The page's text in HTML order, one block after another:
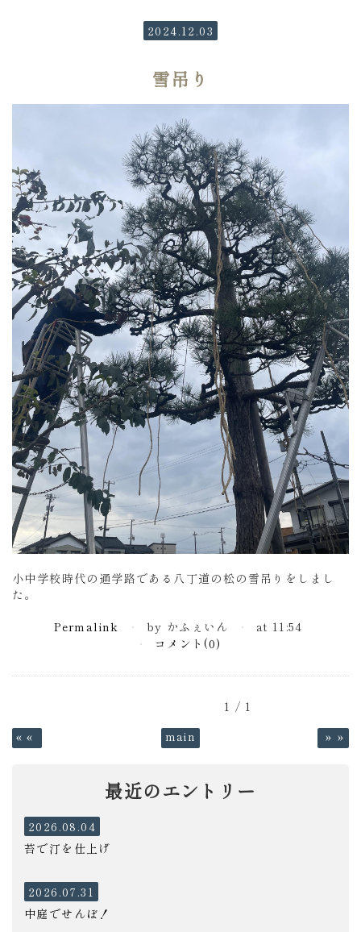
2024.12.03
雪吊り
小中学校時代の通学路である八丁道の松の雪吊りをしまし
た。
Permalink
by かふぇいん
at 11:54
コメント(0)
1 / 1
«
main »
最近のエントリー
2026.08.04
苔で汀を仕上げ
2026.07.31
中庭でせんぼ！